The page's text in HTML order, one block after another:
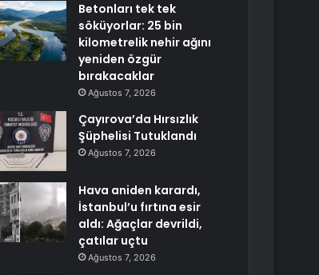
Betonları tek tek
söküyorlar: 25 bin
kilometrelik nehir ağını
yeniden özgür
bırakacaklar
Ağustos 7, 2026
Çayırova’da Hırsızlık
Şüphelisi Tutuklandı
Ağustos 7, 2026
Hava aniden karardı,
İstanbul’u fırtına esir
aldı: Ağaçlar devrildi,
çatılar uçtu
Ağustos 7, 2026